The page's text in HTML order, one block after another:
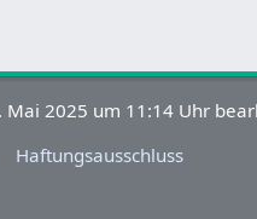
Mai 2025 um 11:14 Uhr
Haftungsausschluss